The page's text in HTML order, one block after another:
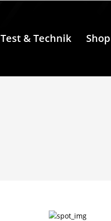
Test & Technik Shop